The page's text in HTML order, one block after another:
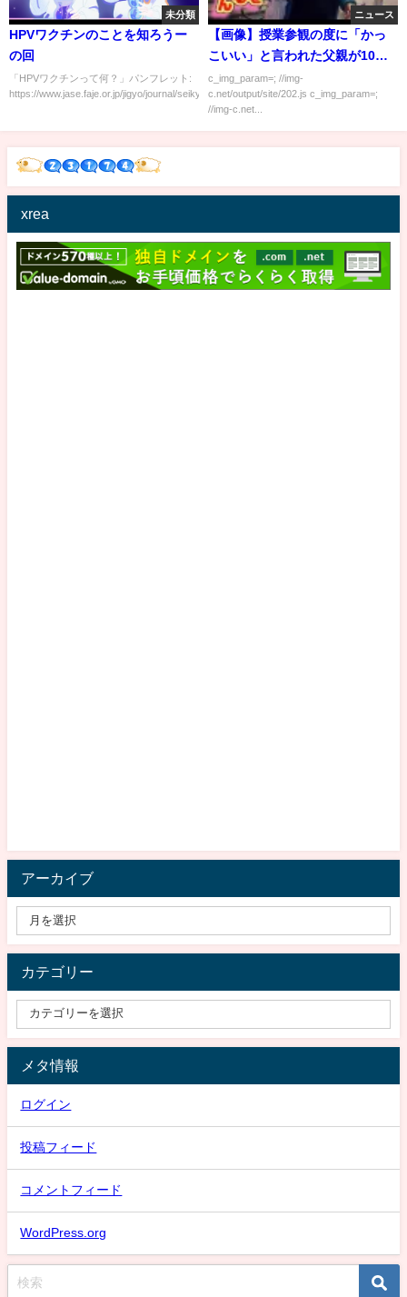
未分類
HPVワクチンのことを知ろうー
の回
「HPVワクチンって何？」パンフレット:
https://www.jase.faje.or.jp/jigyo/journal/seikyoi...
ニュース
【画像】授業参観の度に「かっ
こいい」と言われた父親が10年
後…
c_img_param=; //img-
c.net/output/site/202.js c_img_param=;
//img-c.net...
xrea
アーカイブ
カテゴリー
メタ情報
ログイン
投稿フィード
コメントフィード
WordPress.org